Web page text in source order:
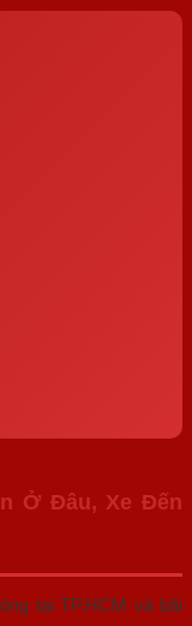
Ở Đâu, Xe Đến
tại TP.HCM và bãi